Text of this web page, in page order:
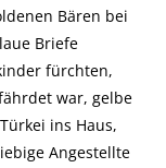
Bären bei
Briefe
fürchten,
war, gelbe
ins Haus,
Angestellte